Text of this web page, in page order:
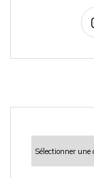
Catégories